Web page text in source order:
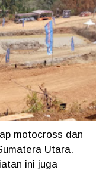
motocross dan
Utara.
ini juga